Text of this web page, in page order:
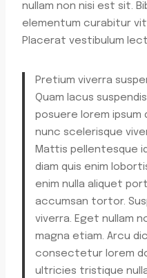
nullam non nisi est sit.
elementum curabitur
Placerat vestibulum
Pretium viverra
Quam lacus
posuere lorem ipsum
nunc scelerisque
Mattis pellentesque
diam quis enim
enim nulla aliquet
accumsan tortor.
viverra. Eget nullam
magna etiam. Arcu
consectetur lorem
ultricies tristique